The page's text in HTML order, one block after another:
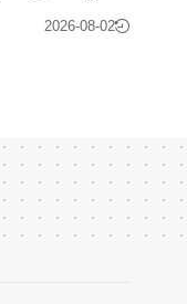
2026-08-02